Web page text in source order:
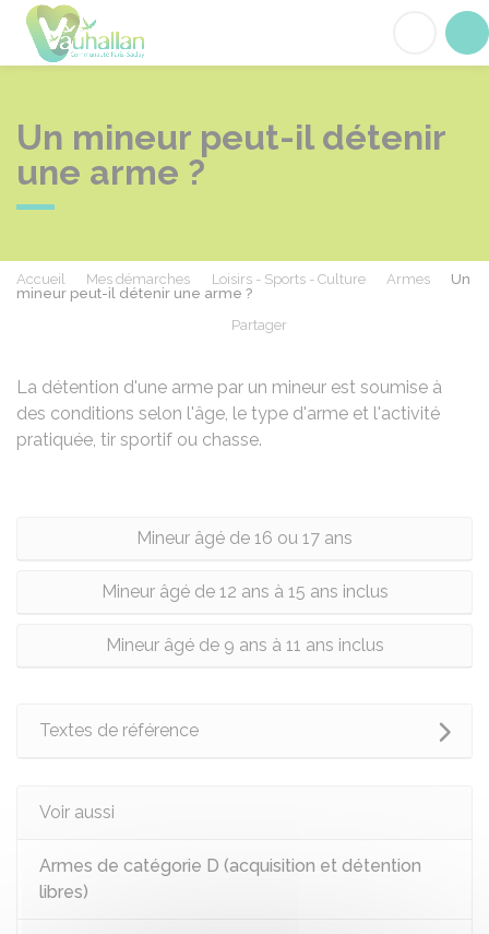
Un mineur peut-il détenir
une arme ?
Accueil Mes démarches Loisirs - Sports - Culture Armes
Un
mineur peut-il détenir une arme ?
Partager
La détention d'une arme par un mineur est soumise à
des conditions selon l'âge, le type d'arme et l'activité
pratiquée, tir sportif ou chasse.
Mineur âgé de 16 ou 17 ans
Mineur âgé de 12 ans à 15 ans inclus
Mineur âgé de 9 ans à 11 ans inclus
Textes de référence
Voir aussi
Armes de catégorie D (acquisition et détention
libres)